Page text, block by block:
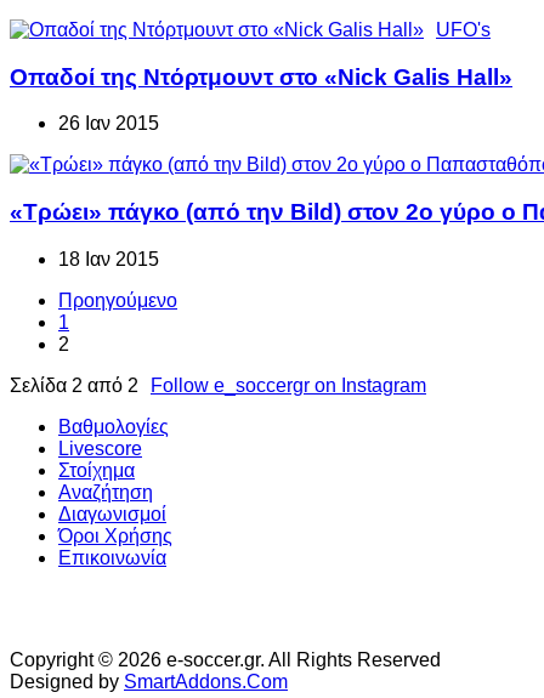
UFO's
Οπαδοί της Ντόρτμουντ στο «Nick Galis Hall»
26 Ιαν 2015
«Τρώει» πάγκο (από την Bild) στον 2ο γύρο ο
18 Ιαν 2015
Προηγούμενο
1
2
Σελίδα 2 από 2
Follow e_soccergr on Instagram
Βαθμολογίες
Livescore
Στοίχημα
Αναζήτηση
Διαγωνισμοί
Όροι Χρήσης
Επικοινωνία
Copyright © 2026 e-soccer.gr. All Rights Reserved
Designed by SmartAddons.Com